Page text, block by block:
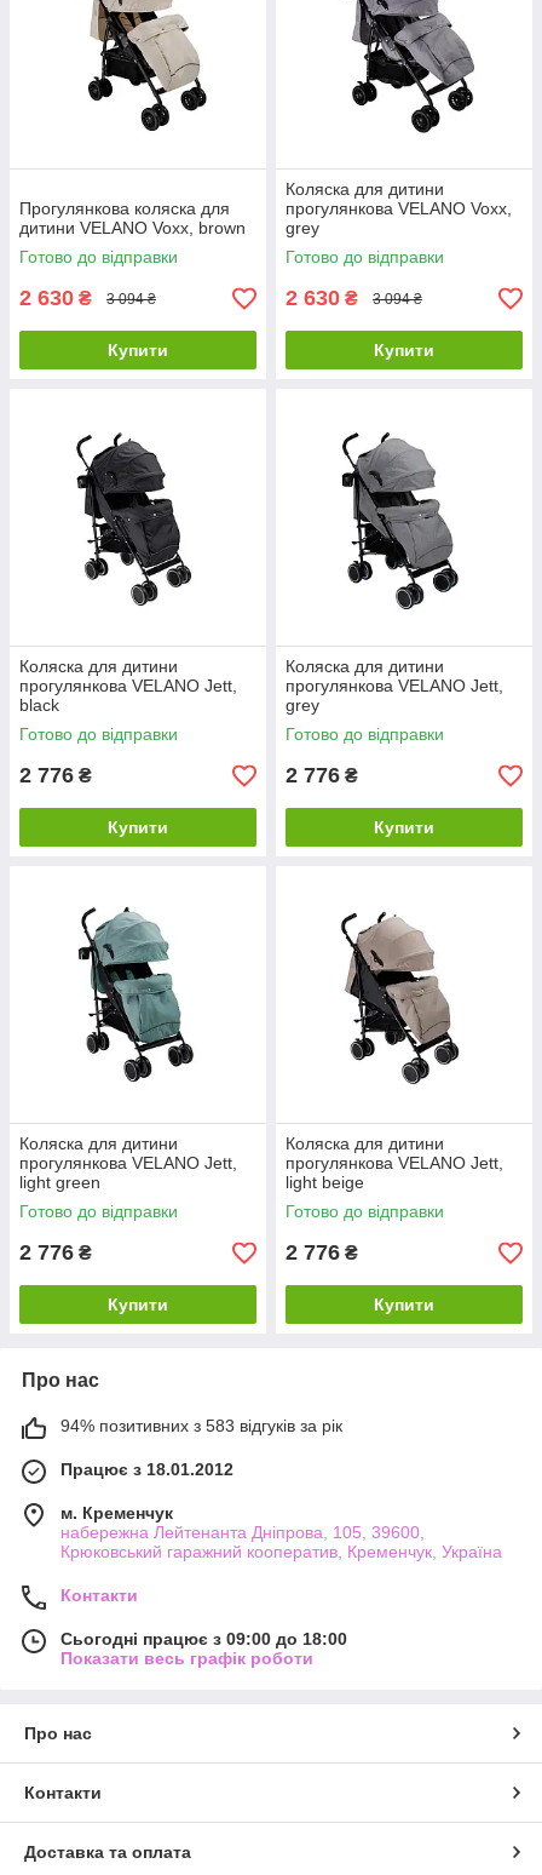
Прогулянкова коляска для
дитини VELANO Voxx, brown
Готово до відправки
2 630 ₴ 3 094 ₴
Купити
Коляска для дитини
прогулянкова VELANO Voxx,
grey
Готово до відправки
2 630 ₴ 3 094 ₴
Купити
Коляска для дитини
прогулянкова VELANO Jett,
black
Готово до відправки
2 776 ₴
Купити
Коляска для дитини
прогулянкова VELANO Jett,
grey
Готово до відправки
2 776 ₴
Купити
Коляска для дитини
прогулянкова VELANO Jett,
light green
Готово до відправки
2 776 ₴
Купити
Коляска для дитини
прогулянкова VELANO Jett,
light beige
Готово до відправки
2 776 ₴
Купити
Про нас
94% позитивних з 583 відгуків за рік
Працює з 18.01.2012
м. Кременчук
набережна Лейтенанта Дніпрова, 105, 39600,
Крюковський гаражний кооператив, Кременчук, Україна
Контакти
Сьогодні працює з 09:00 до 18:00
Показати весь графік роботи
Про нас
Контакти
Доставка та оплата